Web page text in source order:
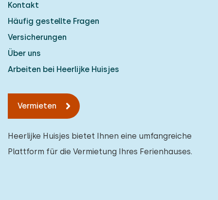
Kontakt
Häufig gestellte Fragen
Versicherungen
Über uns
Arbeiten bei Heerlijke Huisjes
Vermieten
Heerlijke Huisjes bietet Ihnen eine umfangreiche
Plattform für die Vermietung Ihres Ferienhauses.